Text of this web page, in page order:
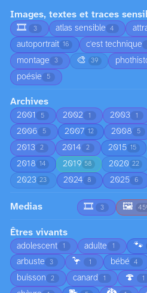
Images, textes et traces
🎞️
3 atlas sensible 4
autoportrait 16 c'est technique
montage 3 🎨 39
poésie 5
Archives
2001 5 2002 1 2003 1
2006 5 2007 12 2008 5
2013 2 2014 2 2015 15
2018 14 2019 58 2020 22
2023 23 2024 8 2025 6
Medias 🎞️ 3 🖼️
Êtres vivants
adolescent 1 adulte 1 🐾
arbuste 3 🦩 1 bébé 4
buisson 2 canard 1 🍄 1